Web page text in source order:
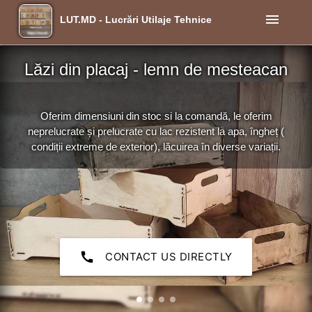
LUT.MD - Lucrări Utilaje Tehnice menu
call CONTACT US DIRECTLY
Lăzi din placaj - lemn de mesteacan
Oferim dimensiuni din stoc si la comandă, le oferim
neprelucrate și prelucrate cu lac rezistent la apa, îngheț (
condiții extreme de exterior), lăcuirea în diverse variații.